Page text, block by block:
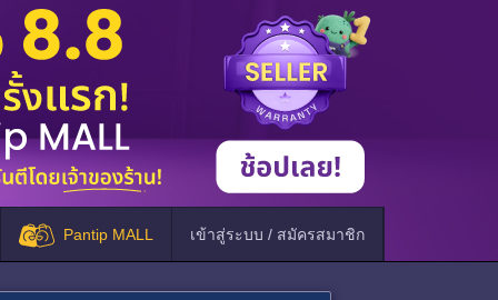
Pantip MALL เข้าสู่ระบบ / สมัครสมาชิก